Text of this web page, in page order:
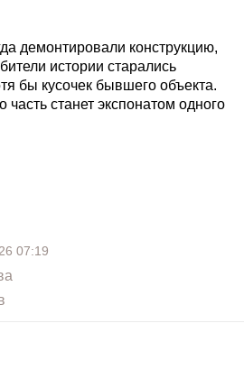
демонтировали конструкцию,
истории старались
бы кусочек бывшего объекта.
часть станет экспонатом одного
07:19